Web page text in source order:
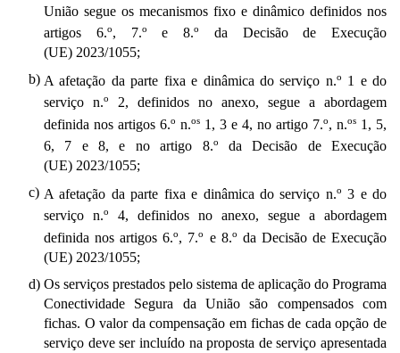
União segue os mecanismos fixo e dinâmico definidos nos
artigos 6.o, 7.o e 8.o
da Decisão de Execução
(UE) 2023/1055;
b) A afetação da parte fixa e dinâmica do serviço n.o
1 e do
serviço n.o
2, definidos no anexo, segue a abordagem
definida nos artigos 6.o n.os 1, 3 e 4, no artigo 7.o, n.os 1, 5,
6, 7 e 8, e no artigo 8.o
da Decisão de Execução
(UE) 2023/1055;
c) A afetação da parte fixa e dinâmica do serviço n.o 3 e do
serviço n.o
4, definidos no anexo, segue a abordagem
definida nos artigos 6.o, 7.o e 8.o da Decisão de Execução
(UE) 2023/1055;
d) Os serviços prestados pelo sistema de aplicação do Programa
Conectividade Segura da União são compensados com
fichas. O valor da compensação em fichas de cada opção de
serviço deve ser incluído na proposta de serviço apresentada